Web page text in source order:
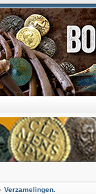
Verzamelingen.